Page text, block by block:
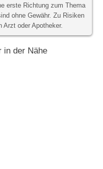
erste Richtung zum Thema
ohne Gewähr. Zu Risiken
Arzt oder Apotheker.
in der Nähe